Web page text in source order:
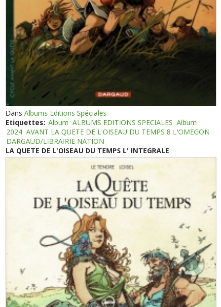
DansAlbums Editions Spéciales
Etiquettes: Album ALBUMS EDITIONS SPECIALES Album
2024 AVANT LA QUETE DE L'OISEAU DU TEMPS 8 L'OMEGON
DARGAUD/LIBRAIRIE NATION
LA QUETE DE L'OISEAU DU TEMPS L' INTEGRALE